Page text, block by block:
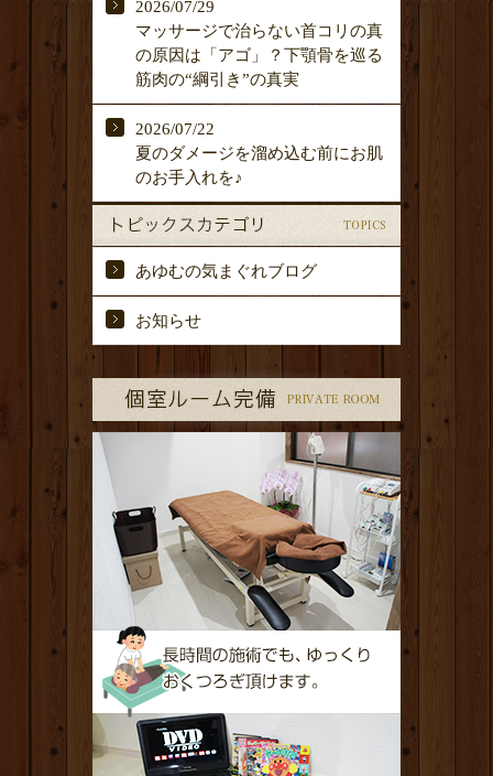
2026/07/29
マッサージで治らない首コリの真
の原因は「アゴ」？下顎骨を巡る
筋肉の“綱引き”の真実
2026/07/22
夏のダメージを溜め込む前にお肌
のお手入れを♪
あゆむの気まぐれブログ
お知らせ